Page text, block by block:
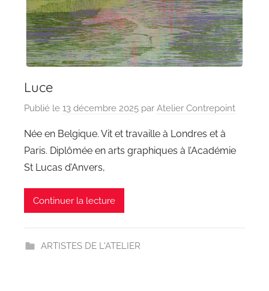
Luce
Publié le 13 décembre 2025 par Atelier Contrepoint
Née en Belgique. Vit et travaille à Londres et à
Paris. Diplômée en arts graphiques à l’Académie
St Lucas d’Anvers,
Continuer la lecture
ARTISTES DE L'ATELIER